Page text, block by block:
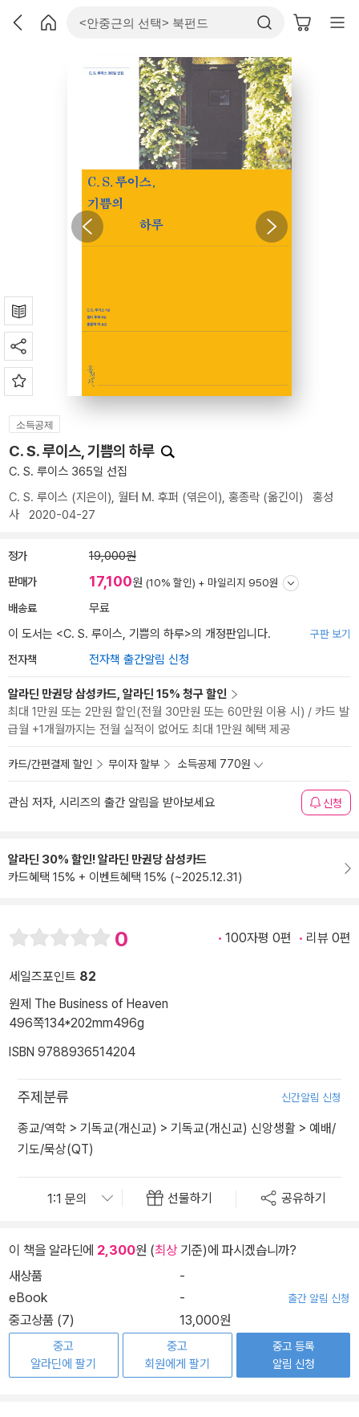
소득공제
C. S. 루이스, 기쁨의 하루
C. S. 루이스 365일 선집
C. S. 루이스 (지은이), 월터 M. 후퍼 (엮은이), 홍종락 (옮긴이) 홍성
사 2020-04-27
정가 19,000원
판매가 17,100원 (10% 할인) + 마일리지 950원
배송료
무료
이 도서는 <C. S. 루이스, 기쁨의 하루>의 개정판입니다. 구판 보기
전자책 전자책 출간알림 신청
알라딘 만권당 삼성카드, 알라딘 15% 청구 할인
최대 1만원 또는 2만원 할인(전월 30만원 또는 60만원 이용 시) / 카드 발
급월 +1개월까지는 전월 실적이 없어도 최대 1만원 혜택 제공
카드/간편결제 할인 무이자 할부 소득공제 770원
관심 저자, 시리즈의 출간 알림을 받아보세요 신청
알라딘 30% 할인! 알라딘 만권당 삼성카드
카드혜택 15% + 이벤트혜택 15% (~2025.12.31)
0 100자평 0편 리뷰 0편
세일즈포인트 82
원제 The Business of Heaven
496쪽134*202mm496g
ISBN 9788936514204
주제분류 신간알림 신청
종교/역학 > 기독교(개신교) > 기독교(개신교) 신앙생활 > 예배/
기도/묵상(QT)
선물하기 공유하기
이 책을 알라딘에 2,300원 (최상기준)에 파시겠습니까?
새상품
-
eBook
- 출간 알림 신청
중고상품 (7) 13,000원
중고
알라딘에 팔기
중고
회원에게 팔기
중고 등록
알림 신청